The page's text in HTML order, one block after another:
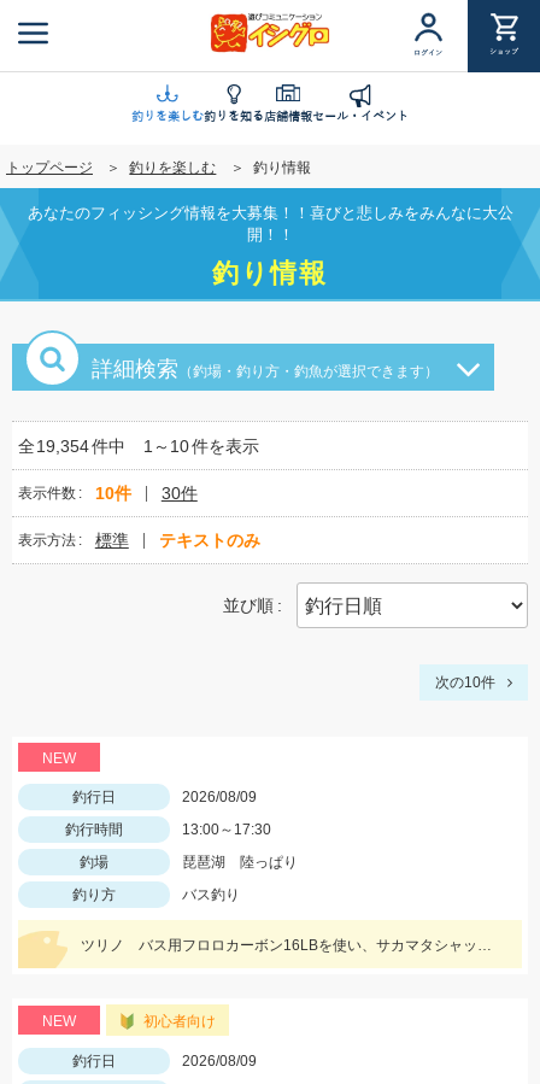
ン
に
移
動
ログイン ショップ
釣りを楽しむ釣りを知る店舗情報セール・イベント
トップページ 釣りを楽しむ 釣り情報
あなたのフィッシング情報を大募集！！喜びと悲しみをみんなに大公
開！！
釣り情報
詳細検索 （釣場・釣り方・釣魚が選択できます）
全19,354件中 1～10件を表示
表示件数 10件 30件
表示方法 標準 テキストのみ
並び順
次の10件
NEW
釣行日
2026/08/09
釣行時間
13:00～17:30
釣場
琵琶湖 陸っぱり
釣り方
バス釣り
ツリノ バス用フロロカーボン16LBを使い、サカマタシャッド6インチノーシンカージャークで50cmジャストをキャッチ!!夕マズメはデカいワームが効きます♪
NEW 初心者向け
釣行日
2026/08/09